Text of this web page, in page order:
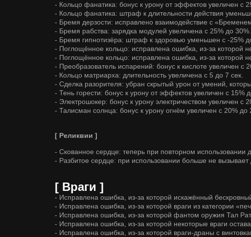
- Кольцо фанатика: бонус к урону от эффектов увеличен с
- Кольцо фанатика: штраф к длительности действия
- Бремя дерзости: исправлено взаимодействие с
- Бремя рабства: зарядка модулей увеличена с 25% до 30%.
- Бремя гипнотизёра: штраф к здоровью уменьшен с -25%
- Поглощённое кольцо: исправлена ошибка, из-за которой
- Поглощённое кольцо: исправлена ошибка, из-за которой
- Преобразователь испарений: бонус к кислоте увеличен с
- Кольцо матриарха: длительность увеличена с 5 до 7 сек.
- Сделка разорителя: убран скрытый урон от умений,
- Тень горести: бонус к урону от эффектов увеличен с 15%
- Электрошокер: бонус к урону электричеством увеличен с
- Талисман солнца: бонус к урону огнём увеличен с 20% до
[ Реликвии ]
- Скованное сердце: теперь при повторном
- Разбитое сердце: при использовании больше не вызывает
[ Враги ]
- Исправлена ошибка, из-за которой искажённый
- Исправлена ошибка, из-за которой враги из категории
- Исправлена ошибка, из-за которой фантом оружия Тал
- Исправлена ошибка, из-за которой некоторые враги
- Исправлена ошибка, из-за которой враги-драны с